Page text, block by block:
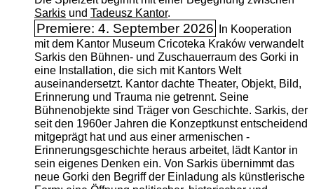
Sarkisund Tadeusz Kantor.
Premiere: 4. September 2026
In Kooperation
mit dem Kantor Museum Cricoteka Kraków verwandelt
Sarkis den Bühnen- und Zuschauerraum des Gorki in
eine Installation, die sich mit Kantors Welt
auseinandersetzt. Kantor dachte Theater, Objekt, Bild,
Erinnerung und Trauma nie getrennt. Seine
Bühnenobjekte sind Träger von Geschichte. Sarkis, der
seit den 1960er Jahren die Konzeptkunst entscheidend
mitgeprägt hat und aus einer armenischen ­
Erinnerungsgeschichte heraus arbeitet, lädt Kantor in
sein eigenes Denken ein. Von Sarkis übernimmt das
neue Gorki den Begriff der Einladung als künstlerische